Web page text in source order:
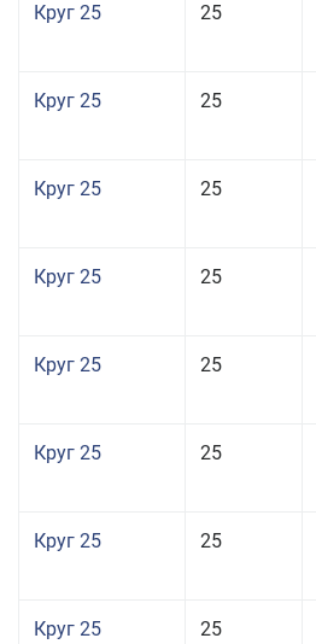
Круг 25 25
Круг 25 25
Круг 25 25
Круг 25 25
Круг 25 25
Круг 25 25
Круг 25 25
Круг 25 25